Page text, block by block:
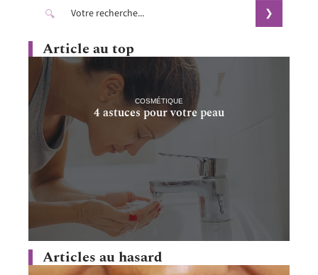
Article au top
COSMÉTIQUE
4 astuces pour votre peau
Articles au hasard